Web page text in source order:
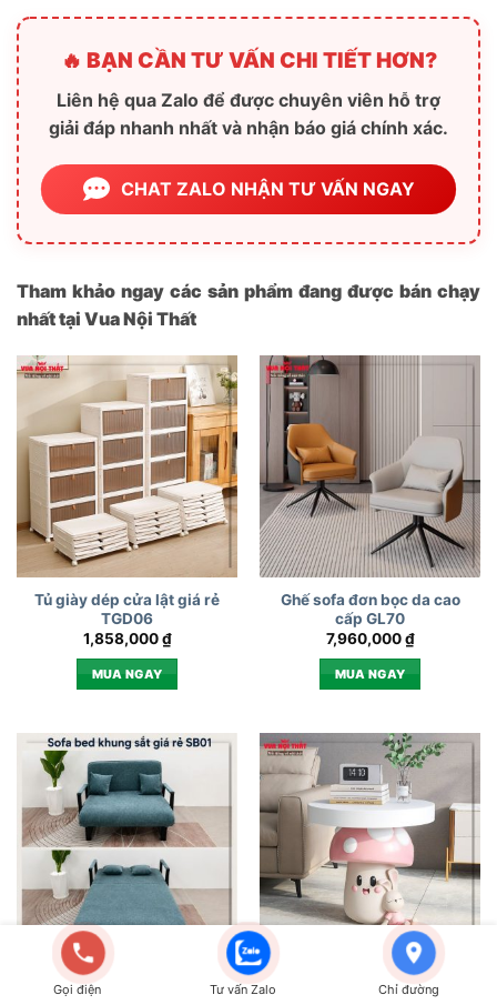
🔥 BẠN CẦN TƯ VẤN CHI TIẾT HƠN?
Liên hệ qua Zalo để được chuyên viên hỗ trợ
giải đáp nhanh nhất và nhận báo giá chính xác.
CHAT ZALO NHẬN TƯ VẤN NGAY
Tham khảo ngay các sản phẩm đang được bán chạy
nhất tại Vua Nội Thất
Tủ giày dép cửa lật giá rẻ
TGD06
1,858,000₫
MUA NGAY
Ghế sofa đơn bọc da cao
cấp GL70
7,960,000₫
MUA NGAY
Sofa bed khung sắt giá rẻ
Bàn đầu giường hình nấm
TTT77
Gọi điện Tư vấn Zalo Chỉ đường